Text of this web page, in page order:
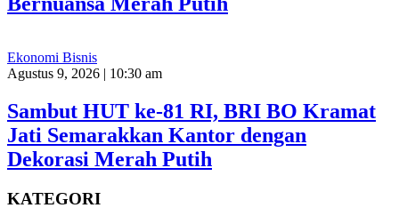
Ekonomi Bisnis
Agustus 9, 2026 | 10:30 am
Sambut HUT ke-81 RI, BRI BO Kramat
Jati Semarakkan Kantor dengan
Dekorasi Merah Putih
KATEGORI